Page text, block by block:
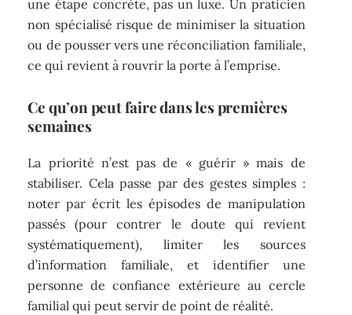
une étape concrète, pas un luxe. Un praticien
non spécialisé risque de minimiser la situation
ou de pousser vers une réconciliation familiale,
ce qui revient à rouvrir la porte à l’emprise.
Ce qu’on peut faire dans les premières
semaines
La priorité n’est pas de « guérir » mais de
stabiliser. Cela passe par des gestes simples :
noter par écrit les épisodes de manipulation
passés (pour contrer le doute qui revient
systématiquement), limiter les sources
d’information familiale, et identifier une
personne de confiance extérieure au cercle
familial qui peut servir de point de réalité.